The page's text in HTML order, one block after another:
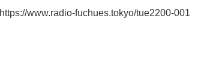
https://www.radio-fuchues.tokyo/tue2200-001